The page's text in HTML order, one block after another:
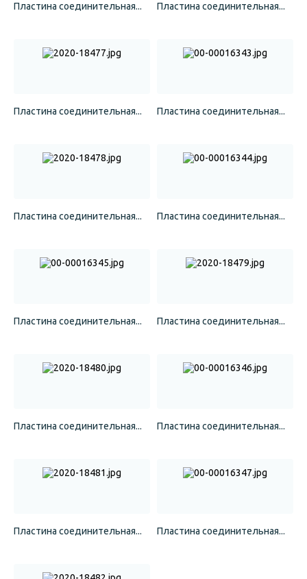
Пластина соединительная... Пластина соединительная...
Пластина соединительная... Пластина соединительная...
Пластина соединительная... Пластина соединительная...
Пластина соединительная... Пластина соединительная...
Пластина соединительная... Пластина соединительная...
Пластина соединительная... Пластина соединительная...